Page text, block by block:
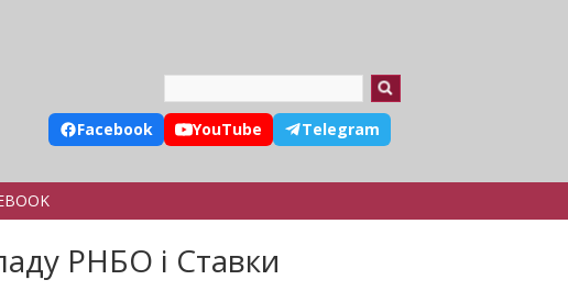
Facebook YouTube Telegram
РНБО і Ставки